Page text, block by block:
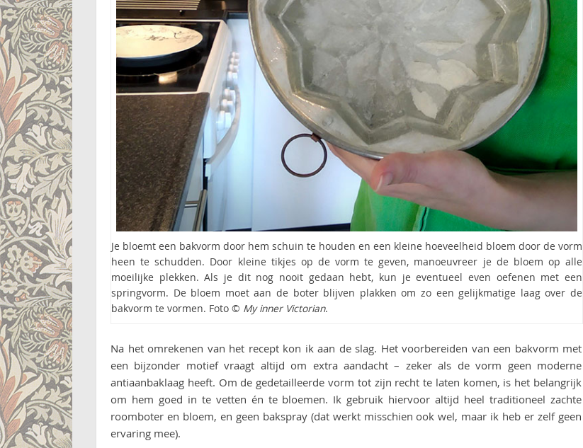
Je bloemt een bakvorm door hem schuin te houden en een kleine hoeveelheid bloem door de vorm
heen te schudden. Door kleine tikjes op de vorm te geven, manoeuvreer je de bloem op alle
moeilijke plekken. Als je dit nog nooit gedaan hebt, kun je eventueel even oefenen met een
springvorm. De bloem moet aan de boter blijven plakken om zo een gelijkmatige laag over de
bakvorm te vormen. Foto © My inner Victorian.
Na het omrekenen van het recept kon ik aan de slag. Het voorbereiden van een bakvorm met
een bijzonder motief vraagt altijd om extra aandacht – zeker als de vorm geen moderne
antiaanbaklaag heeft. Om de gedetailleerde vorm tot zijn recht te laten komen, is het belangrijk
om hem goed in te vetten én te bloemen. Ik gebruik hiervoor altijd heel traditioneel zachte
roomboter en bloem, en geen bakspray (dat werkt misschien ook wel, maar ik heb er zelf geen
ervaring mee).